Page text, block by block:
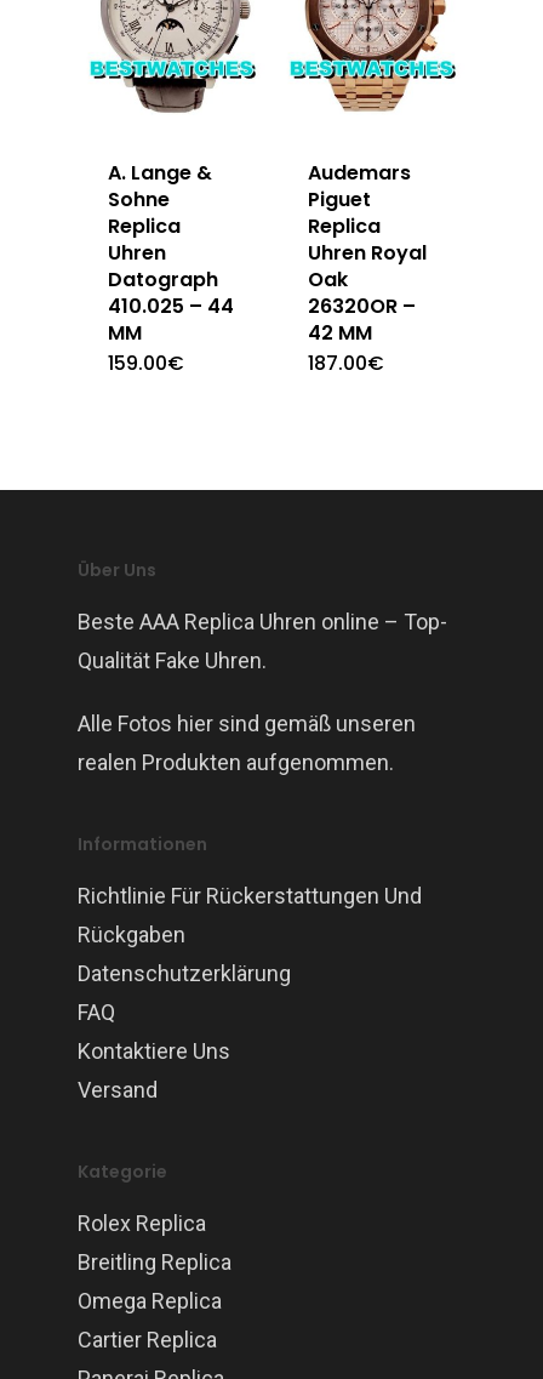
A. Lange &
Sohne
Replica
Uhren
Datograph
410.025 – 44
MM
159.00€
Audemars
Piguet
Replica
Uhren Royal
Oak
26320OR –
42 MM
187.00€
Über Uns
Beste AAA Replica Uhren online – Top-
Qualität Fake Uhren.
Alle Fotos hier sind gemäß unseren
realen Produkten aufgenommen.
Informationen
Richtlinie Für Rückerstattungen Und
Rückgaben
Datenschutzerklärung
FAQ
Kontaktiere Uns
Versand
Kategorie
Rolex Replica
Breitling Replica
Omega Replica
Cartier Replica